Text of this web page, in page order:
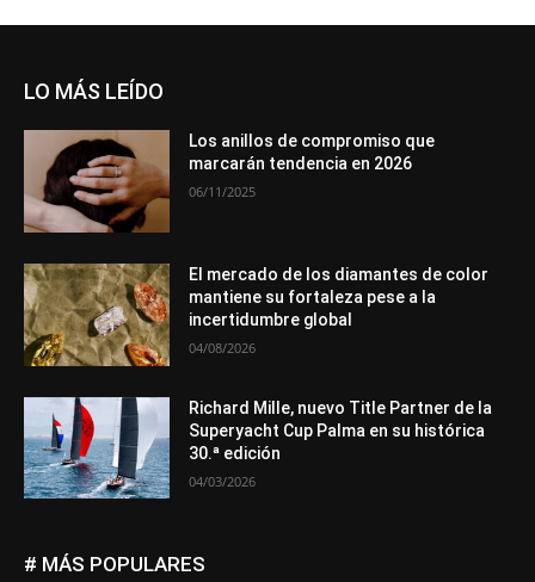
LO MÁS LEÍDO
Los anillos de compromiso que
marcarán tendencia en 2026
06/11/2025
El mercado de los diamantes de color
mantiene su fortaleza pese a la
incertidumbre global
04/08/2026
Richard Mille, nuevo Title Partner de la
Superyacht Cup Palma en su histórica
30.ª edición
04/03/2026
# MÁS POPULARES